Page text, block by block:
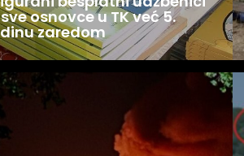
osnovce u TK već 5.
zaredom